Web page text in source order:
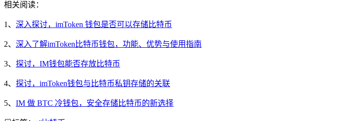
相关阅读：
1、 深入探讨，imToken 钱包是否可以存储比特币
2、 深入了解imToken比特币钱包，功能、优势与使用指南
3、 探讨，IM钱包能否存放比特币
4、 探讨，imToken钱包与比特币私钥存储的关联
5、 IM 做 BTC 冷钱包，安全存储比特币的新选择